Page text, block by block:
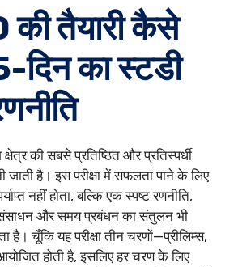
की तैयारी कैसे
का स्टडी
क्षेत्र की सबसे प्रतिष्ठित और प्रतिस्पर्धी
जाती है। इस परीक्षा में सफलता पाने के लिए
नहीं होता, बल्कि एक स्पष्ट रणनीति,
और समय प्रबंधन का संतुलन भी
है। चूँकि यह परीक्षा तीन चरणों—प्रीलिम्स,
होती है, इसलिए हर चरण के लिए